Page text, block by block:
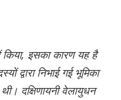
इसका कारण यह है
द्वारा निभाई गई भूमिका
दक्षिणायनी वेलायुधन